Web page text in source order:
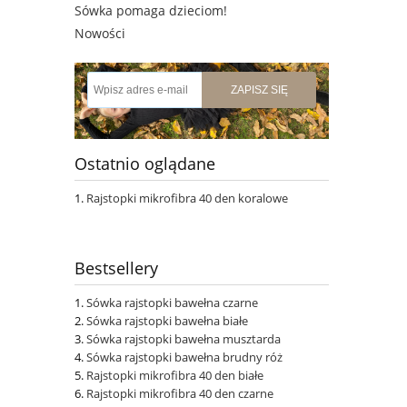
Sówka pomaga dzieciom!
Nowości
ZAPISZ SIĘ
Ostatnio oglądane
Rajstopki mikrofibra 40 den koralowe
Bestsellery
Sówka rajstopki bawełna czarne
Sówka rajstopki bawełna białe
Sówka rajstopki bawełna musztarda
Sówka rajstopki bawełna brudny róż
Rajstopki mikrofibra 40 den białe
Rajstopki mikrofibra 40 den czarne